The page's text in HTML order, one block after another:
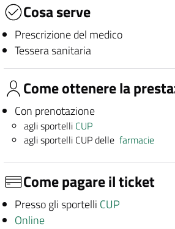
Cosa serve
Prescrizione del medico
Tessera sanitaria
Come ottenere la
Con prenotazione
agli sportelli CUP
agli sportelli CUP dellefarmacie
Come pagare il ticket
Presso gli sportelli CUP
Online